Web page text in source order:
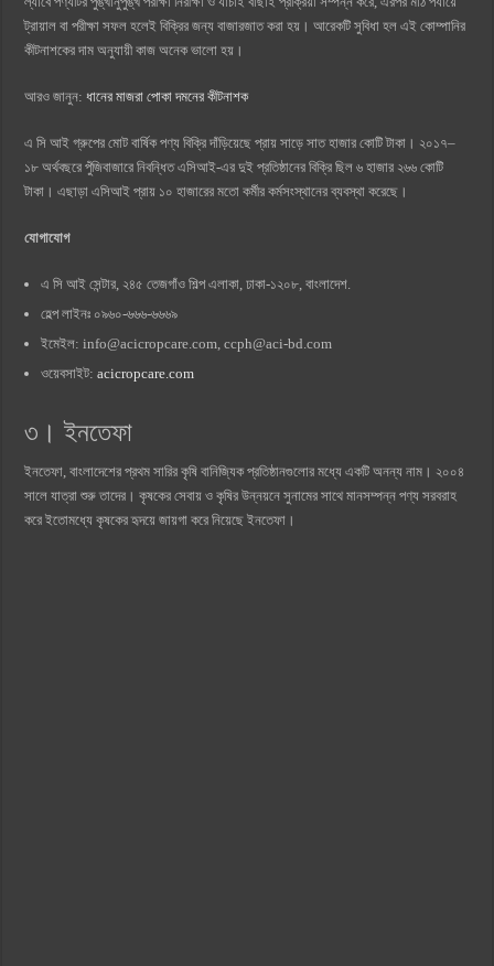
ট্রায়াল বা পরীক্ষা সফল হলেই বিক্রির জন্য বাজারজাত করা হয়। আরেকটি সুবিধা হল এই কোম্পানির
কীটনাশকের দাম অনুযায়ী কাজ অনেক ভালো হয়।
আরও জানুন:ধানের মাজরা পোকা দমনের কীটনাশক
এ সি আই গ্রুপের মোট বার্ষিক পণ্য বিক্রি দাঁড়িয়েছে প্রায় সাড়ে সাত হাজার কোটি টাকা। ২০১৭–
১৮ অর্থবছরে পুঁজিবাজারে নিবন্ধিত এসিআই-এর দুই প্রতিষ্ঠানের বিক্রি ছিল ৬ হাজার ২৬৬ কোটি
টাকা। এছাড়া এসিআই প্রায় ১০ হাজারের মতো কর্মীর কর্মসংস্থানের ব্যবস্থা করেছে।
যোগাযোগ
এ সি আই সেন্টার, ২৪৫ তেজগাঁও শিল্প এলাকা, ঢাকা-১২০৮, বাংলাদেশ.
হেল্প লাইনঃ ০৯৬০-৬৬৬-৬৬৬৯
ইমেইল:info@acicropcare.com ,ccph@aci-bd.com
ওয়েবসাইট:acicropcare.com
৩। ইনতেফা
ইনতেফা, বাংলাদেশের প্রথম সারির কৃষি বানিজ্যিক প্রতিষ্ঠানগুলোর মধ্যে একটি অনন্য নাম। ২০০৪
সালে যাত্রা শুরু তাদের। কৃষকের সেবায় ও কৃষির উন্নয়নে সুনামের সাথে মানসম্পন্ন পণ্য সরবরাহ
করে ইতোমধ্যে কৃষকের হৃদয়ে জায়গা করে নিয়েছে ইনতেফা।